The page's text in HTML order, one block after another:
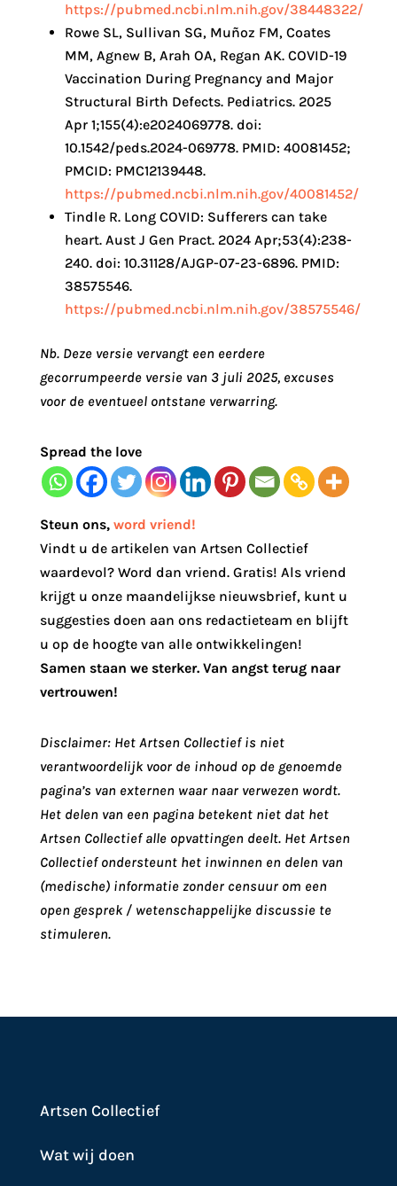
https://pubmed.ncbi.nlm.nih.gov/38448322/
Rowe SL, Sullivan SG, Muñoz FM, Coates
MM, Agnew B, Arah OA, Regan AK. COVID-19
Vaccination During Pregnancy and Major
Structural Birth Defects. Pediatrics. 2025
Apr 1;155(4):e2024069778. doi:
10.1542/peds.2024-069778. PMID: 40081452;
PMCID: PMC12139448.
https://pubmed.ncbi.nlm.nih.gov/40081452/
Tindle R. Long COVID: Sufferers can take
heart. Aust J Gen Pract. 2024 Apr;53(4):238-
240. doi: 10.31128/AJGP-07-23-6896. PMID:
38575546.
https://pubmed.ncbi.nlm.nih.gov/38575546/
Nb. Deze versie vervangt een eerdere
gecorrumpeerde versie van 3 juli 2025, excuses
voor de eventueel ontstane verwarring.
Spread the love
Steun ons, word vriend!
Vindt u de artikelen van Artsen Collectief
waardevol? Word dan vriend. Gratis! Als vriend
krijgt u onze maandelijkse nieuwsbrief, kunt u
suggesties doen aan ons redactieteam en blijft
u op de hoogte van alle ontwikkelingen!
Samen staan we sterker. Van angst terug naar
vertrouwen!
Disclaimer: Het Artsen Collectief is niet
verantwoordelijk voor de inhoud op de genoemde
pagina’s van externen waar naar verwezen wordt.
Het delen van een pagina betekent niet dat het
Artsen Collectief alle opvattingen deelt. Het Artsen
Collectief ondersteunt het inwinnen en delen van
(medische) informatie zonder censuur om een
open gesprek / wetenschappelijke discussie te
stimuleren.
Artsen Collectief
Wat wij doen